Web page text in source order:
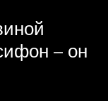
– он